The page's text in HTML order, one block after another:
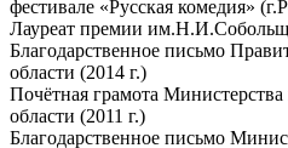
фестивале «Русская комедия»
Лауреат премии
Благодарственное письмо
области (2014 г.)
Почётная грамота
области (2011 г.)
Благодарственное письмо